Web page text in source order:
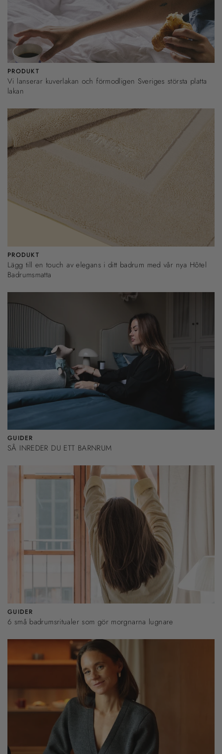
PRODUKT
Vi lanserar kuverlakan och förmodligen Sveriges största platta
lakan
PRODUKT
Lägg till en touch av elegans i ditt badrum med vår nya Hôtel
Badrumsmatta
GUIDER
SÅ INREDER DU ETT BARNRUM
GUIDER
6 små badrumsritualer som gör morgnarna lugnare